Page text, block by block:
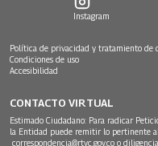
Instagram
Política de privacidad y tratamiento de
Condiciones de uso
Accesibilidad
CONTACTO VIRTUAL
Estimado Ciudadano: Para radicar
la Entidad puede remitir lo pertinente
correspondencia@rtvc.gov.co o